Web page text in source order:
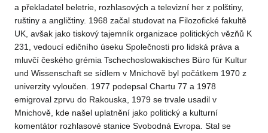
a překladatel beletrie, rozhlasových a televizní her z polštiny,
ruštiny a angličtiny. 1968 začal studovat na Filozofické fakultě
UK, avšak jako tiskový tajemník organizace politických vězňů K
231, vedoucí edičního úseku Společnosti pro lidská práva a
mluvčí českého grémia Tschechoslowakisches Büro für Kultur
und Wissenschaft se sídlem v Mnichově byl počátkem 1970 z
univerzity vyloučen. 1977 podepsal Chartu 77 a 1978
emigroval zprvu do Rakouska, 1979 se trvale usadil v
Mnichově, kde našel uplatnění jako politický a kulturní
komentátor rozhlasové stanice Svobodná Evropa. Stal se